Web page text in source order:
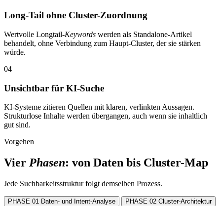
Long-Tail ohne Cluster-Zuordnung
Wertvolle Longtail-Keywords werden als Standalone-Artikel
behandelt, ohne Verbindung zum Haupt-Cluster, der sie stärken
würde.
04
Unsichtbar für KI-Suche
KI-Systeme zitieren Quellen mit klaren, verlinkten Aussagen.
Strukturlose Inhalte werden übergangen, auch wenn sie inhaltlich
gut sind.
Vorgehen
Vier Phasen: von Daten bis Cluster-Map
Jede Suchbarkeitsstruktur folgt demselben Prozess.
PHASE 01 Daten- und Intent-Analyse PHASE 02 Cluster-Architektur